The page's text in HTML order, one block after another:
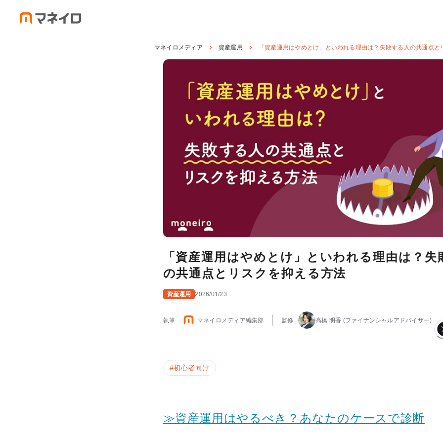
マネイロメディア 資産運用 「資産運用はやめとけ」といわれる理由は？失敗する人の共通点
「資産運用はやめとけ」といわれる理由は？失
の共通点とリスクを抑える方法
資産運用 2026/01/23
執筆 マネイロメディア編集部 監修 高橋 明香 (ファイナンシャルアドバイザー)
#初心者向け
≫資産運用はやるべき？あなたのケースで診断